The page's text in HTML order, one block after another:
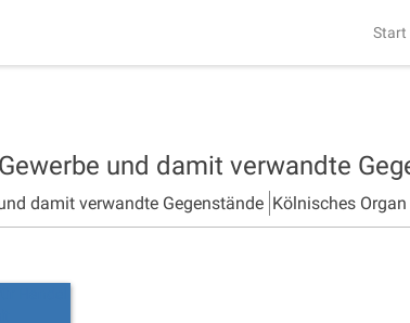
Start
und damit verwandte
damit verwandte Gegenstände Kölnisches